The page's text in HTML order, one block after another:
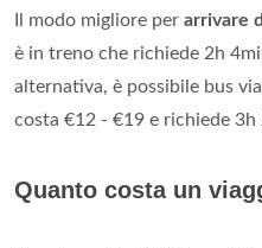
Il modo migliore per arrivare
è in treno che richiede 2h
alternativa, è possibile bus via
costa €12 - €19 e richiede 3h
Quanto costa un